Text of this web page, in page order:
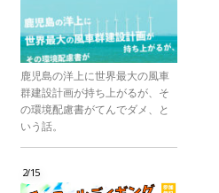
鹿児島の洋上に世界最大の風車
群建設計画が持ち上がるが、そ
の環境配慮書がてんでダメ、と
いう話。
2/15